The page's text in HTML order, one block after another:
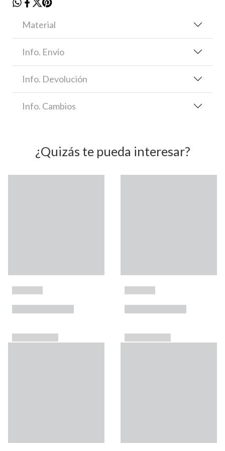
Material
Info. Envío
Info. Devolución
Info. Cambios
¿Quizás te pueda interesar?